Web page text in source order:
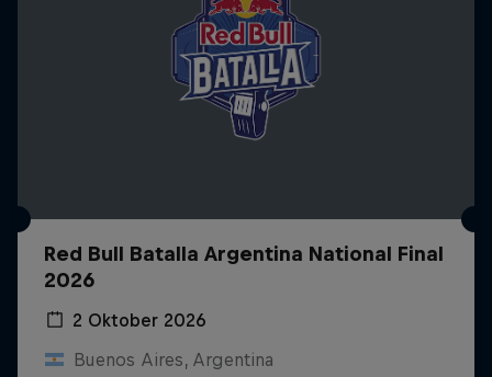
Red Bull Batalla Argentina National Final
2026
2 Oktober 2026
Buenos Aires, Argentina